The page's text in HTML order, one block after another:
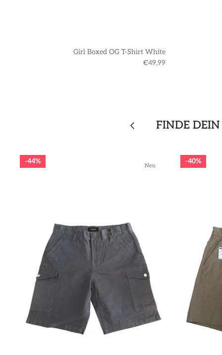
Girl Boxed OG T-Shirt White
€49,99
FINDE DEIN
Neu
44% 40%